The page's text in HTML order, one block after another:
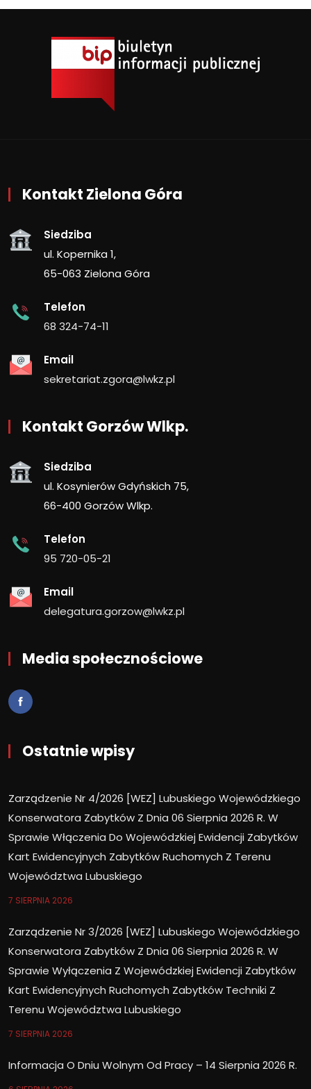
Kontakt Zielona Góra
Siedziba
ul. Kopernika 1,
65-063 Zielona Góra
Telefon
68 324-74-11
Email
sekretariat.zgora@lwkz.pl
Kontakt Gorzów Wlkp.
Siedziba
ul. Kosynierów Gdyńskich 75,
66-400 Gorzów Wlkp.
Telefon
95 720-05-21
Email
delegatura.gorzow@lwkz.pl
Media społecznościowe
Ostatnie wpisy
Zarządzenie Nr 4/2026 [WEZ] Lubuskiego Wojewódzkiego
Konserwatora Zabytków Z Dnia 06 Sierpnia 2026 R. W
Sprawie Włączenia Do Wojewódzkiej Ewidencji Zabytków
Kart Ewidencyjnych Zabytków Ruchomych Z Terenu
Województwa Lubuskiego
7 SIERPNIA 2026
Zarządzenie Nr 3/2026 [WEZ] Lubuskiego Wojewódzkiego
Konserwatora Zabytków Z Dnia 06 Sierpnia 2026 R. W
Sprawie Wyłączenia Z Wojewódzkiej Ewidencji Zabytków
Kart Ewidencyjnych Ruchomych Zabytków Techniki Z
Terenu Województwa Lubuskiego
7 SIERPNIA 2026
Informacja O Dniu Wolnym Od Pracy – 14 Sierpnia 2026 R.